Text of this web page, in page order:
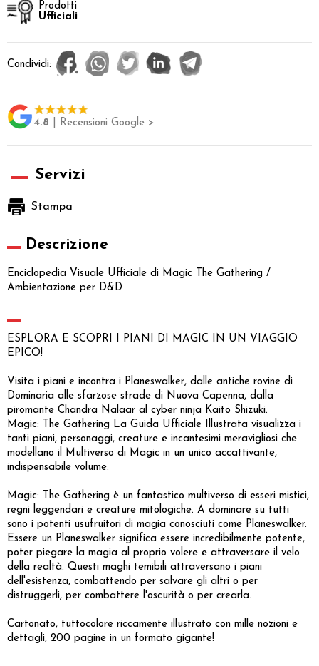
Prodotti
Ufficiali
Condividi:
4.8 | Recensioni Google >
Servizi
Stampa
Descrizione
Enciclopedia Visuale Ufficiale di Magic The Gathering /
Ambientazione per D&D
ESPLORA E SCOPRI I PIANI DI MAGIC IN UN VIAGGIO
EPICO!
Visita i piani e incontra i Planeswalker, dalle antiche rovine di
Dominaria alle sfarzose strade di Nuova Capenna, dalla
piromante Chandra Nalaar al cyber ninja Kaito Shizuki.
Magic: The Gathering La Guida Ufficiale Illustrata visualizza i
tanti piani, personaggi, creature e incantesimi meravigliosi che
modellano il Multiverso di Magic in un unico accattivante,
indispensabile volume.
Magic: The Gathering è un fantastico multiverso di esseri mistici,
regni leggendari e creature mitologiche. A dominare su tutti
sono i potenti usufruitori di magia conosciuti come Planeswalker.
Essere un Planeswalker significa essere incredibilmente potente,
poter piegare la magia al proprio volere e attraversare il velo
della realtà. Questi maghi temibili attraversano i piani
dell'esistenza, combattendo per salvare gli altri o per
distruggerli, per combattere l'oscurità o per crearla.
Cartonato, tuttocolore riccamente illustrato con mille nozioni e
dettagli, 200 pagine in un formato gigante!